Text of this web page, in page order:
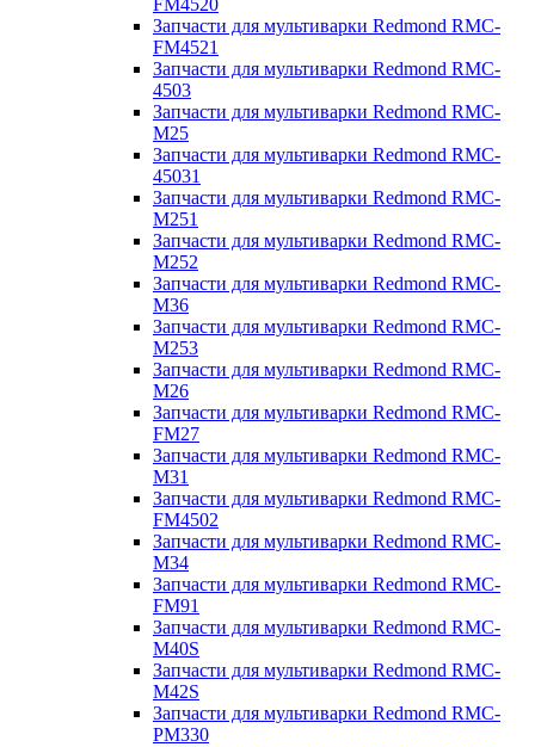
FM4520
Запчасти для мультиварки Redmond RMC-
FM4521
Запчасти для мультиварки Redmond RMC-
4503
Запчасти для мультиварки Redmond RMC-
M25
Запчасти для мультиварки Redmond RMC-
45031
Запчасти для мультиварки Redmond RMC-
M251
Запчасти для мультиварки Redmond RMC-
M252
Запчасти для мультиварки Redmond RMC-
M36
Запчасти для мультиварки Redmond RMC-
M253
Запчасти для мультиварки Redmond RMC-
M26
Запчасти для мультиварки Redmond RMC-
FM27
Запчасти для мультиварки Redmond RMC-
M31
Запчасти для мультиварки Redmond RMC-
FM4502
Запчасти для мультиварки Redmond RMC-
M34
Запчасти для мультиварки Redmond RMC-
FM91
Запчасти для мультиварки Redmond RMC-
M40S
Запчасти для мультиварки Redmond RMC-
M42S
Запчасти для мультиварки Redmond RMC-
PM330